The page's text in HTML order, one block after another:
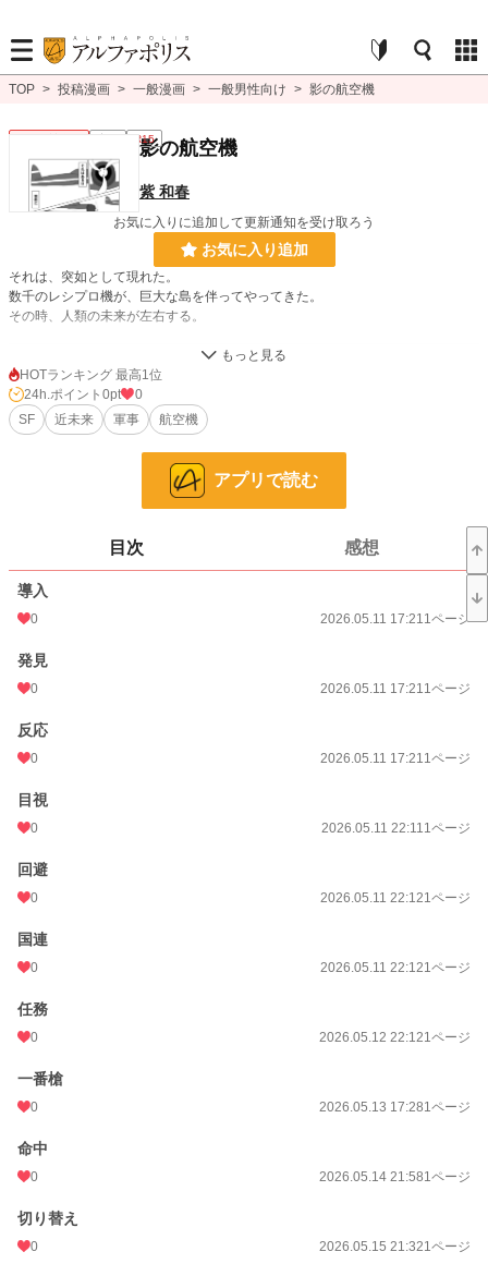
TOP > 投稿漫画 > 一般漫画 > 一般男性向け > 影の航空機
R15
影の航空機
紫 和春
お気に入りに追加して更新通知を受け取ろう
お気に入り追加
それは、突如として現れた。
数千のレシプロ機が、巨大な島を伴ってやってきた。
その時、人類の未来が左右する。
一般男性向け 2,374 位 / 2,374 件
お気に入り
2026.05.24 15:26
初回公開日時
月間ポイント
HOTランキング 最高1位
24h.ポイント 0pt
0
SF
近未来 軍事 航空機
アプリで読む
目次 感想
導入
0 2026.05.11 17:211ページ
発見
0 2026.05.11 17:211ページ
反応
0 2026.05.11 17:211ページ
目視
0 2026.05.11 22:111ページ
回避
0 2026.05.11 22:121ページ
国連
0 2026.05.11 22:121ページ
任務
0 2026.05.12 22:121ページ
一番槍
0 2026.05.13 17:281ページ
命中
0 2026.05.14 21:581ページ
切り替え
0 2026.05.15 21:321ページ